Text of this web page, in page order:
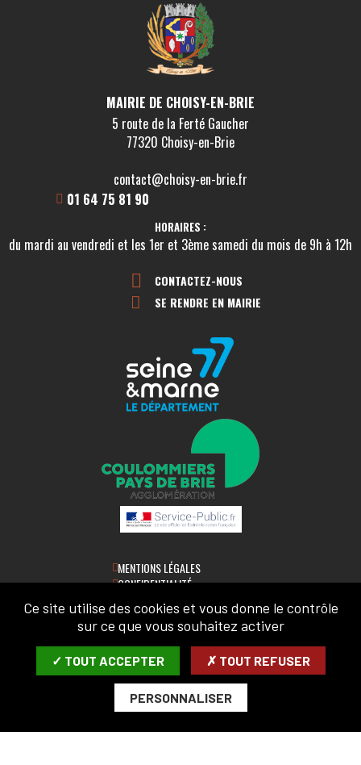
MAIRIE DE CHOISY-EN-BRIE
5 route de la Ferté Gaucher
77320 Choisy-en-Brie
contact@choisy-en-brie.fr
01 64 75 81 90
HORAIRES :
du mardi au vendredi et les 1er et 3ème samedi du mois de 9h à 12h
CONTACTEZ-NOUS
SE RENDRE EN MAIRIE
MENTIONS LÉGALES
CONFIDENTIALITÉ
ACCESSIBILITÉ
PLAN DU SITE
LETTRE D'INFORMATION
SAISIR VOTRE COURRIEL:
Ce site utilise des cookies et vous donne le contrôle
sur ce que vous souhaitez activer
✓ TOUT ACCEPTER ✗ TOUT REFUSER
PERSONNALISER